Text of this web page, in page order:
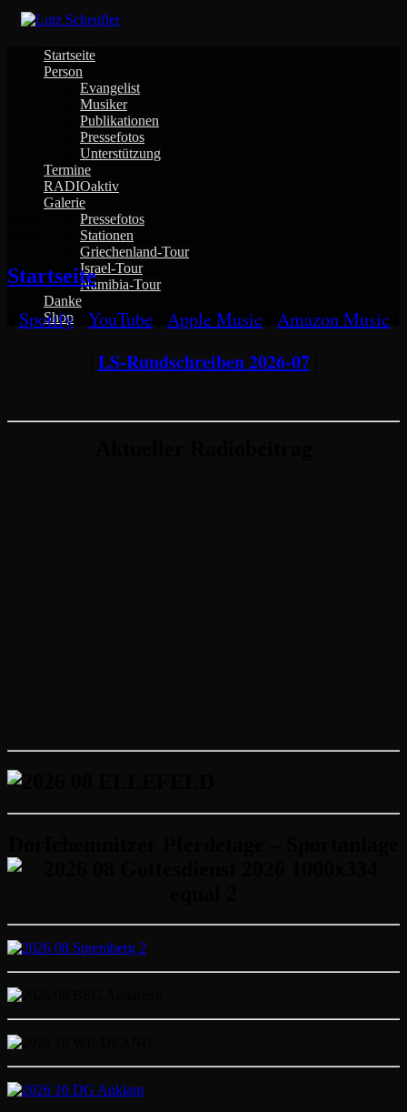
Skip
content
Startseite
Person
Evangelist
Musiker
Publikationen
Pressefotos
Unterstützung
Termine
RADIOaktiv
Galerie
Pressefotos
Stationen
Griechenland-Tour
Israel-Tour
Namibia-Tour
Danke
Shop
Startseite
Spotify YouTube Apple Music Amazon Music
LS-Rundschreiben 2026-07|